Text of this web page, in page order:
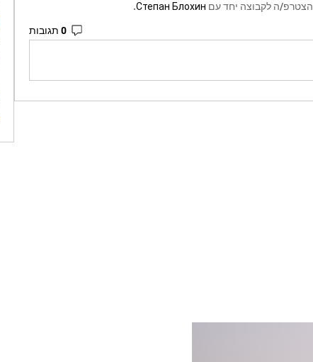
הצטרפ/ה לקבוצה יחד עם Степан Блохин
.
0 תגובות